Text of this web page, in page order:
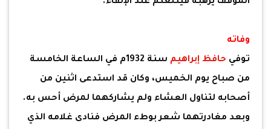
وفاته
توفي حافظ إبراهيم
سنة 1932م في الساعة الخامسة
من صباح يوم الخميس، وكان قد استدعى اثنين من
أصحابه لتناول العشاء ولم يشاركهما لمرض أحس به.
وبعد مغادرتهما شعر بوطء المرض فنادى غلامه الذي